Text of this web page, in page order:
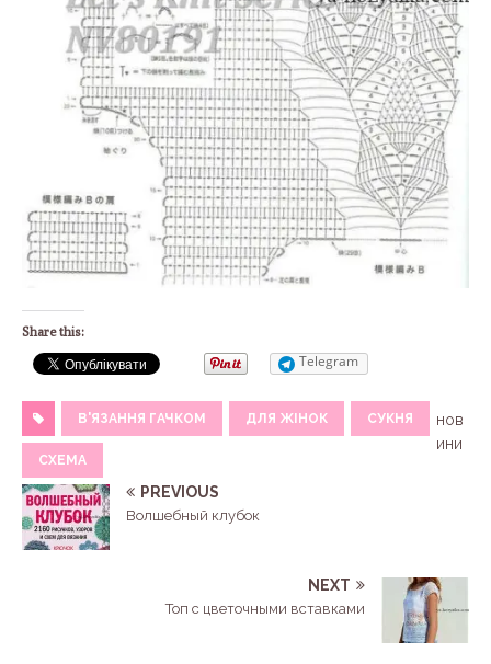
Share this:
Telegram
В'ЯЗАННЯ ГАЧКОМ ДЛЯ ЖІНОК СУКНЯ
СХЕМА
нов
ини
PREVIOUS
Волшебный клубок
NEXT
Топ с цветочными вставками